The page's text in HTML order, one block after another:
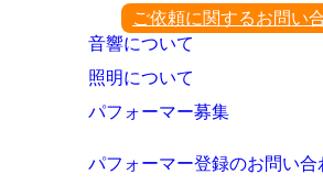
ご依頼に関するお問い
音響について
照明について
パフォーマー募集
パフォーマー登録のお問い合